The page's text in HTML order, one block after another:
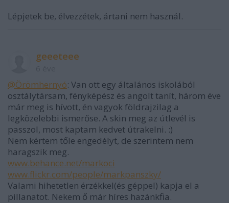
Lépjetek be, élvezzétek, ártani nem használ.
geeeteee
@Örömhernyó: Van ott egy általános iskolából
osztálytársam, fényképész és angolt tanít, három éve
már meg is hívott, én vagyok földrajzilag a
legközelebbi ismerőse. A skin meg az útlevél is
passzol, most kaptam kedvet útrakelni. :)
Nem kértem tőle engedélyt, de szerintem nem
haragszik meg.
www.behance.net/markoci
www.flickr.com/people/markpanszky/
Valami hihetetlen érzékkel(és géppel) kapja el a
pillanatot. Nekem ő már híres hazánkfia.